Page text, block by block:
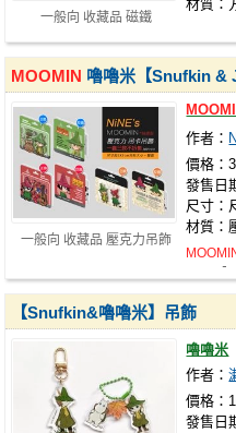
一般向 收藏品 磁鐵
材質：
一般向 收藏品 壓克力吊飾
MOOMIN 嚕嚕米【Snufkin &
作者：
價格：
發售日
尺寸：
材質：
【Snufkin&嚕嚕米】吊飾
嚕嚕米
作者：
價格：
發售日